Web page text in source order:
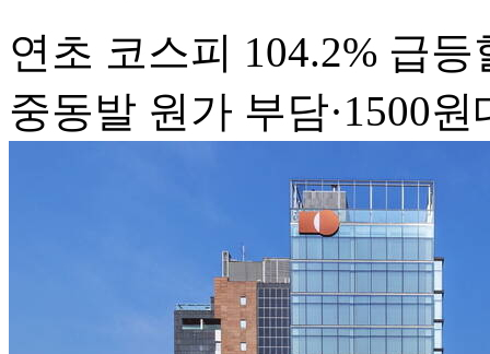
연초 코스피 104.2% 급
중동발 원가 부담·1500